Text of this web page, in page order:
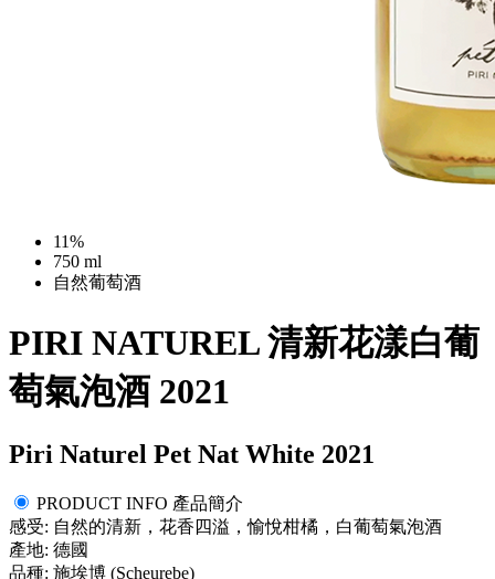
11%
750 ml
自然葡萄酒
PIRI NATUREL 清新花漾白葡
萄氣泡酒 2021
Piri Naturel Pet Nat White 2021
PRODUCT INFO 產品簡介
感受: 自然的清新，花香四溢，愉悅柑橘，白葡萄氣泡酒
產地: 德國
品種: 施埃博 (Scheurebe)